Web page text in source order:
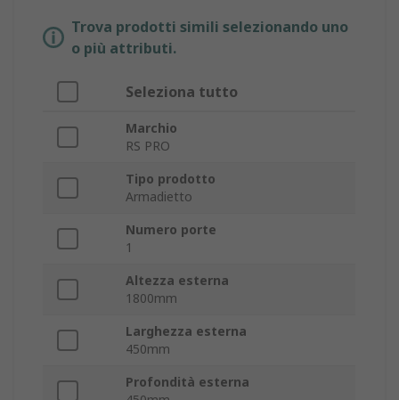
Trova prodotti simili selezionando uno
o più attributi.
Seleziona tutto
Marchio
RS PRO
Tipo prodotto
Armadietto
Numero porte
1
Altezza esterna
1800mm
Larghezza esterna
450mm
Profondità esterna